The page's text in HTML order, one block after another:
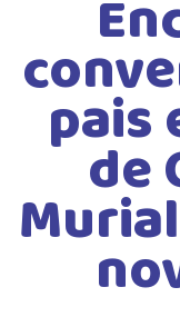
GUIA DA
BOLETOS
pais
de